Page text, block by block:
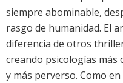
siempre abominable,
rasgo de humanidad. El
diferencia de otros
creando psicologías más
y más perverso. Como